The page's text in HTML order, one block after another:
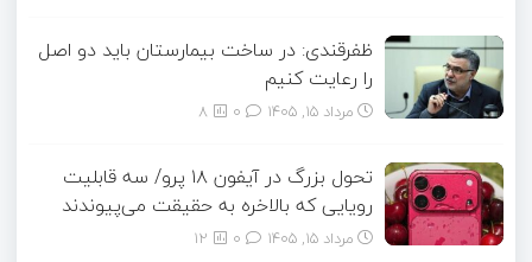
ظفرقندی: در ساخت بیمارستان باید دو اصل
را رعایت کنیم
مرداد ۱۵, ۱۴۰۵ 8
تحول بزرگ در آیفون ۱۸ پرو/ سه قابلیت
رویایی که بالاخره به حقیقت می‌پیوندند
مرداد ۱۵, ۱۴۰۵ 12